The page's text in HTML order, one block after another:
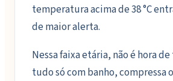
temperatura acima de 38 °C
de maior alerta.
Nessa faixa etária, não é hora
tudo só com banho, compressa